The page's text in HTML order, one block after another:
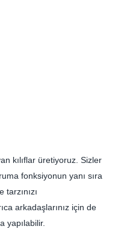
kılıflar üretiyoruz. Sizler
fonksiyonun yanı sıra
arkadaşlarınız için de
yapılabilir.